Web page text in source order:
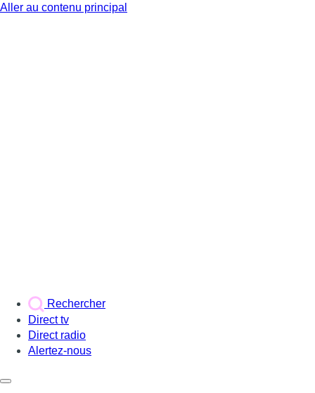
Aller au contenu principal
Rechercher
Direct tv
Direct radio
Alertez-nous